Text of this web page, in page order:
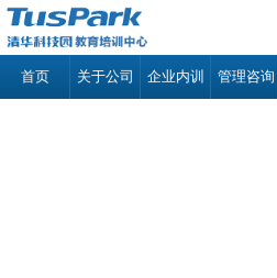
首页 关于公司 企业内训 管理咨询